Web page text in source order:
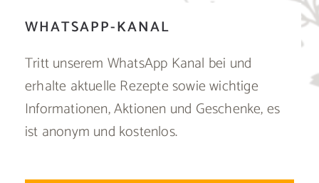
WHATSAPP-KANAL
Tritt unserem WhatsApp Kanal bei und
erhalte aktuelle Rezepte sowie wichtige
Informationen, Aktionen und Geschenke, es
ist anonym und kostenlos.